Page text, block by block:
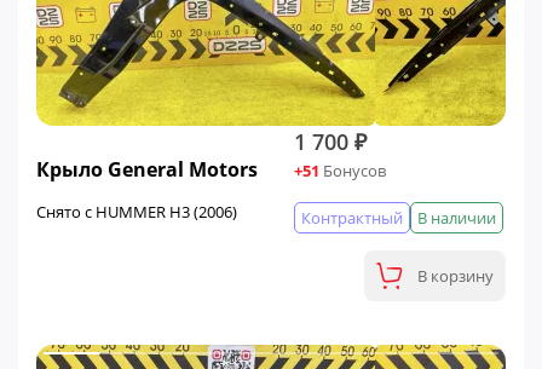
Крыло General Motors
Снято с HUMMER H3 (2006)
1 700 ₽
+51 Бонусов
В наличии
Контрактный
В корзину